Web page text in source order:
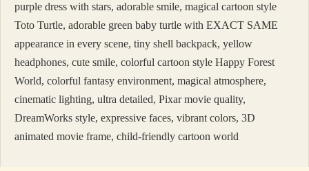
purple dress with stars, adorable smile, magical cartoon style
Toto Turtle, adorable green baby turtle with EXACT SAME
appearance in every scene, tiny shell backpack, yellow
headphones, cute smile, colorful cartoon style Happy Forest
World, colorful fantasy environment, magical atmosphere,
cinematic lighting, ultra detailed, Pixar movie quality,
DreamWorks style, expressive faces, vibrant colors, 3D
animated movie frame, child-friendly cartoon world